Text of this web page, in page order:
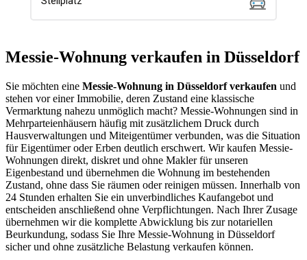
Messie-Wohnung verkaufen in Düsseldorf
Sie möchten eine Messie-Wohnung in Düsseldorf verkaufen und
stehen vor einer Immobilie, deren Zustand eine klassische
Vermarktung nahezu unmöglich macht? Messie-Wohnungen sind in
Mehrparteienhäusern häufig mit zusätzlichem Druck durch
Hausverwaltungen und Miteigentümer verbunden, was die Situation
für Eigentümer oder Erben deutlich erschwert. Wir kaufen Messie-
Wohnungen direkt, diskret und ohne Makler für unseren
Eigenbestand und übernehmen die Wohnung im bestehenden
Zustand, ohne dass Sie räumen oder reinigen müssen. Innerhalb von
24 Stunden erhalten Sie ein unverbindliches Kaufangebot und
entscheiden anschließend ohne Verpflichtungen. Nach Ihrer Zusage
übernehmen wir die komplette Abwicklung bis zur notariellen
Beurkundung, sodass Sie Ihre Messie-Wohnung in Düsseldorf
sicher und ohne zusätzliche Belastung verkaufen können.